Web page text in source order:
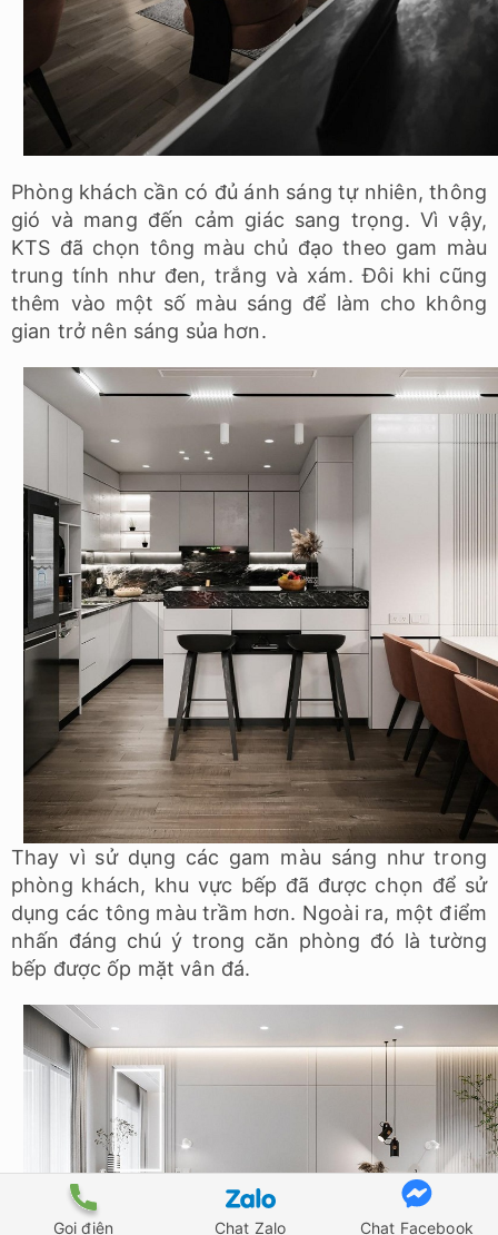
Gọi điện Chat Zalo Chat Facebook
Phòng khách cần có đủ ánh sáng tự nhiên, thông
gió và mang đến cảm giác sang trọng. Vì vậy,
KTS đã chọn tông màu chủ đạo theo gam màu
trung tính như đen, trắng và xám. Đôi khi cũng
thêm vào một số màu sáng để làm cho không
gian trở nên sáng sủa hơn.
Thay vì sử dụng các gam màu sáng như trong
phòng khách, khu vực bếp đã được chọn để sử
dụng các tông màu trầm hơn. Ngoài ra, một điểm
nhấn đáng chú ý trong căn phòng đó là tường
bếp được ốp mặt vân đá.